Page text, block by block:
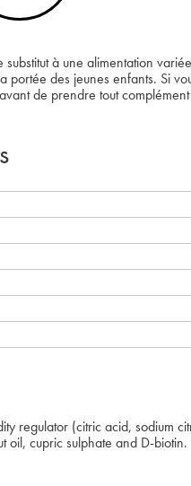
à une alimentation
des jeunes enfants. Si
de prendre tout
regulator (citric acid, sodium
oil, cupric sulphate and D-biotin.